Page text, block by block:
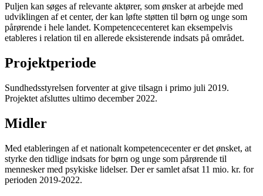
Puljen kan søges af relevante aktører, som ønsker at arbejde med
udviklingen af et center, der kan løfte støtten til børn og unge som
pårørende i hele landet. Kompetencecenteret kan eksempelvis
etableres i relation til en allerede eksisterende indsats på området.
Projektperiode
Sundhedsstyrelsen forventer at give tilsagn i primo juli 2019.
Projektet afsluttes ultimo december 2022.
Midler
Med etableringen af et nationalt kompetencecenter er det ønsket, at
styrke den tidlige indsats for børn og unge som pårørende til
mennesker med psykiske lidelser. Der er samlet afsat 11 mio. kr. for
perioden 2019-2022.